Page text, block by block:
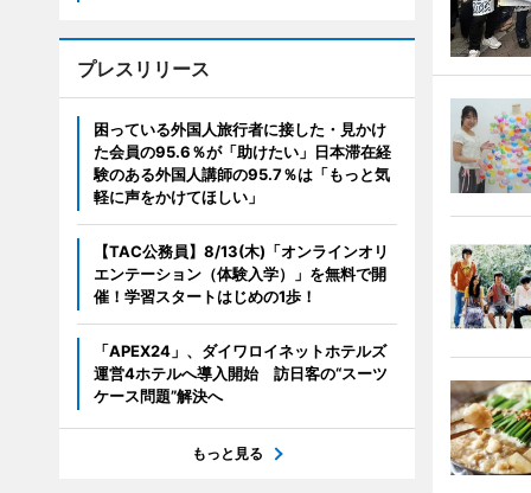
プレスリリース
困っている外国人旅行者に接した・見かけ
た会員の95.6％が「助けたい」日本滞在経
験のある外国人講師の95.7％は「もっと気
軽に声をかけてほしい」
【TAC公務員】8/13(木)「オンラインオリ
エンテーション（体験入学）」を無料で開
催！学習スタートはじめの1歩！
「APEX24」、ダイワロイネットホテルズ
運営4ホテルへ導入開始 訪日客の“スーツ
ケース問題”解決へ
もっと見る